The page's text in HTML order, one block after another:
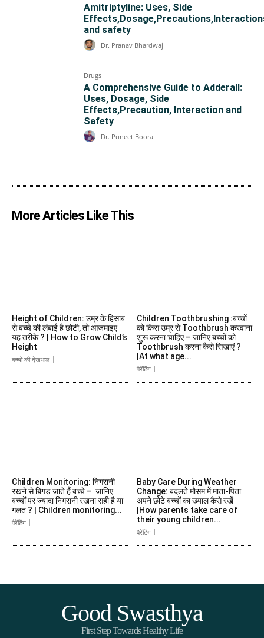
Amitriptyline: Uses, Side
and safety
Dr. Pranav Bhardwaj
Drugs
A Comprehensive Guide to Adderall:
Uses, Dosage, Side
Effects,Precaution, Interaction and
Safety
Dr. Puneet Boora
More Articles Like This
Height of Children: उम्र के हिसाब
से बच्चे की लंबाई है छोटी, तो आजमाइए
यह तरीके ? | How to Grow Child’s
Height
बच्चों की देखभाल
Children Toothbrushing :बच्चों
को किस उम्र से Toothbrush करवाना
शुरू करना चाहिए – जानिए बच्चों को
Toothbrush करना कैसे सिखाएं ?
|At what age...
पैरेंटिंग
Children Monitoring: निगरानी
रखने से बिगड़ जाते हैं बच्चे – जानिए
बच्चों पर ज्यादा निगरानी रखना सही है या
गलत ? | Children monitoring...
पैरेंटिंग
Baby Care During Weather
Change: बदलते मौसम में माता-पिता
अपने छोटे बच्चों का ख्याल कैसे रखें
|How parents take care of
their young children...
पैरेंटिंग
Good Swasthya
First Step Towards Healthy Life